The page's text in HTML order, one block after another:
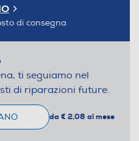
di consegna
ti seguiamo nel
di riparazioni future.
da € 2,08 al mese